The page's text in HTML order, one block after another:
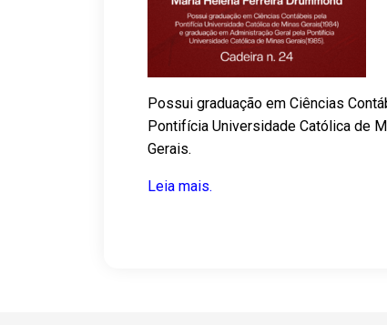
Possui graduação em Ciências
Pontifícia Universidade Católica de
Gerais.
Leia mais.